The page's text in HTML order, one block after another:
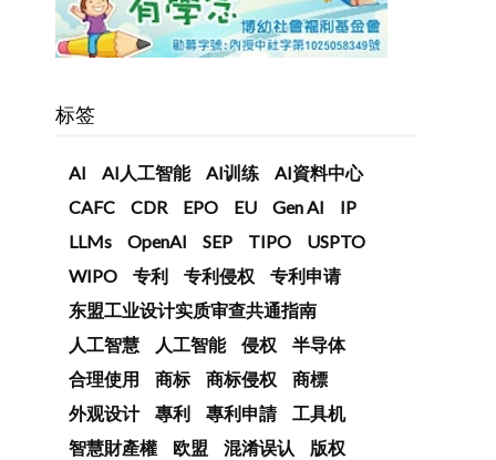
标签
AI AI人工智能 AI训练
AI資料中心
CAFC
CDR EPO EU Gen AI
IP
LLMs
OpenAI SEP TIPO
USPTO
WIPO
专利 专利侵权
专利申请
东盟工业设计实质审查共通指南
人工智慧
人工智能 侵权
半导体
合理使用
商标 商标侵权
商標
外观设计
專利 專利申請
工具机
智慧財產權
欧盟 混淆误认
版权